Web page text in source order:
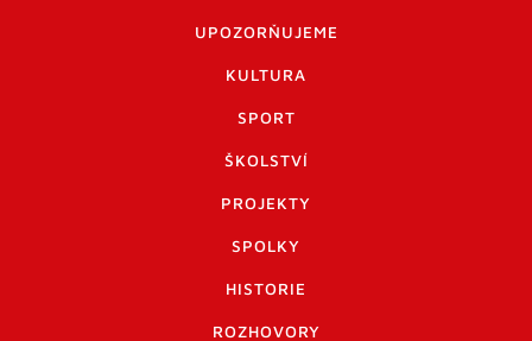
UPOZORŇUJEME
KULTURA
SPORT
ŠKOLSTVÍ
PROJEKTY
SPOLKY
HISTORIE
ROZHOVORY